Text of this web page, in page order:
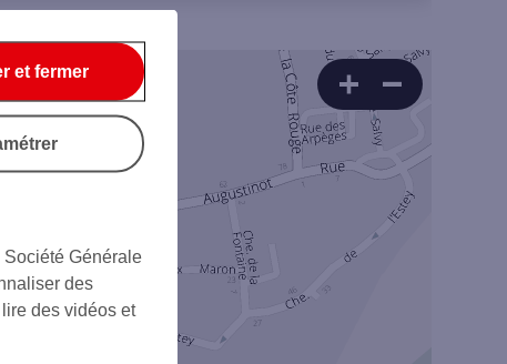
Générale
des
des vidéos et
et fermer